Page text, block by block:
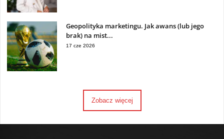
Geopolityka marketingu. Jak awans (lub jego
brak) na mist...
17 cze 2026
Zobacz więcej